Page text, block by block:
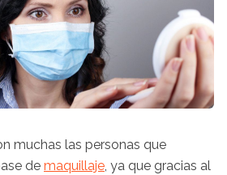
muchas las personas que
de maquillaje , ya que gracias al